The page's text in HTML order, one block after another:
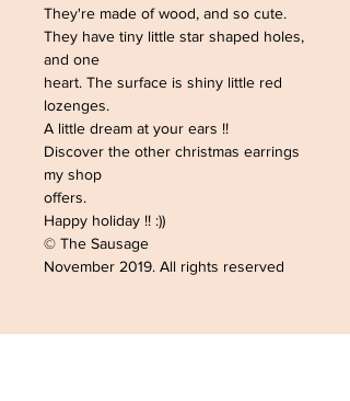
They're made of wood, and so cute.
They have tiny little star shaped holes,
and one
heart. The surface is shiny little red
lozenges.
A little dream at your ears !!
Discover the other christmas earrings
my shop
offers.
Happy holiday !! :))
© The Sausage
November 2019. All rights reserved